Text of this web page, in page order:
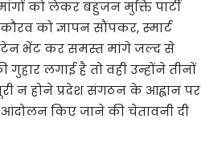
को लेकर बहुजन मुक्ति पार्टी
कौरव को ज्ञापन सौंपकर, स्मार्ट
भेंट कर समस्त मांगे जल्द से
लगाई है तो वही उन्होंने तीनों
न होने प्रदेश संगठन के आह्वान पर
किए जाने की चेतावनी दी